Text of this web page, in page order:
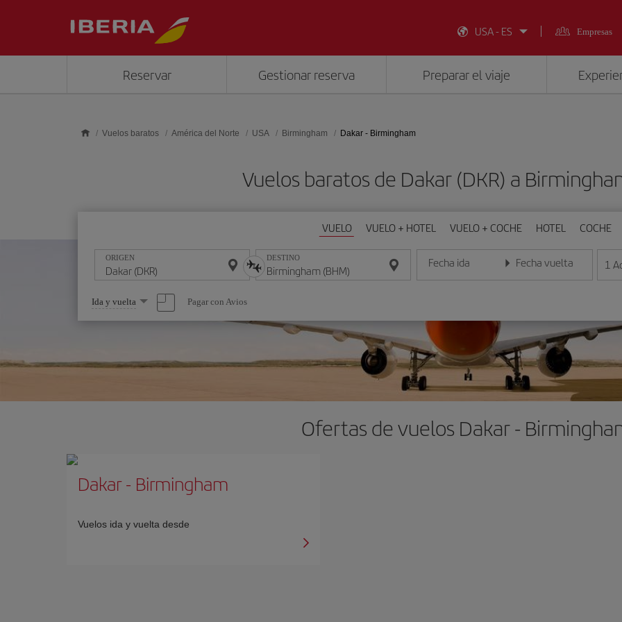
USA - ES
Empresas
Reservar Gestionar reserva Preparar el viaje
Vuelos baratos América del Norte USA Birmingham Dakar - Birmingham
Vuelos baratos de Dakar (DKR) a
VUELO VUELO + HOTEL VUELO + COCHE HOTEL COCHE
ORIGEN DESTINO Fecha ida
Introduce la fecha en formato día/mes/año
Fecha vuelta
Introduce la fecha en 1
Seleccione
una
opción
Ida y vuelta Pagar con Avios
Ofertas de vuelos Dakar -
Dakar- Birmingham
Vuelos ida y vuelta desde